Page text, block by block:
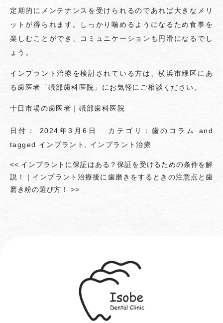
定期的にメンテナンスを受けられるのであれば大きなメリ
ットが得られます。しっかり噛めるようになるため食事を
楽しむことができ、コミュニケーションも円滑になるでし
ょう。
インプラント治療を検討されている方は、横浜市緑区にあ
る歯医者「礒部歯科医院」にお気軽にご相談ください。
十日市場の歯医者｜礒部歯科医院
日付： 2024年3月6日 カテゴリ： 歯のコラム
and
tagged インプラント インプラント治療
<< インプラントに保証はある？保証を受けるための条件を解
説！
| インプラント治療後に歯磨きをするときの注意点と歯
磨き粉の選び方！>>